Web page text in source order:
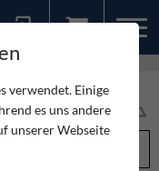
(5973)
verwendet. Einige
es uns andere
unserer Webseite